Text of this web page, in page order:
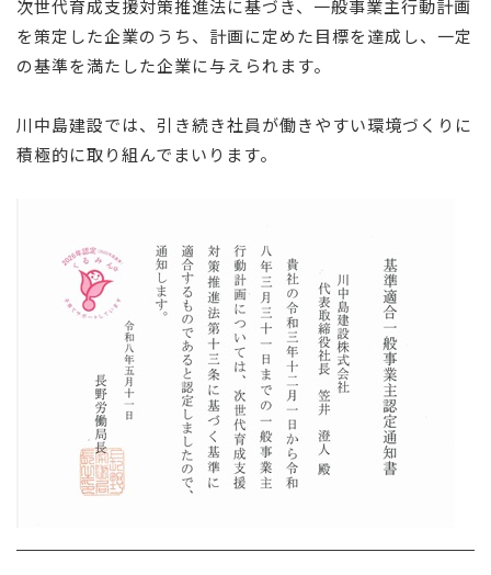
次世代育成支援対策推進法に基づき、一般事業主行動計画
を策定した企業のうち、計画に定めた目標を達成し、一定
の基準を満たした企業に与えられます。
川中島建設では、引き続き社員が働きやすい環境づくりに
積極的に取り組んでまいります。